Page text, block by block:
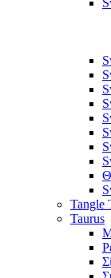
Tangle
Taurus